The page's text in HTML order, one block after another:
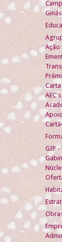
Ação
Carta
GIP -